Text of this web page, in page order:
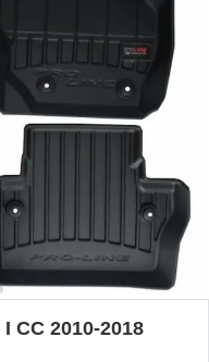
CC 2010-2018